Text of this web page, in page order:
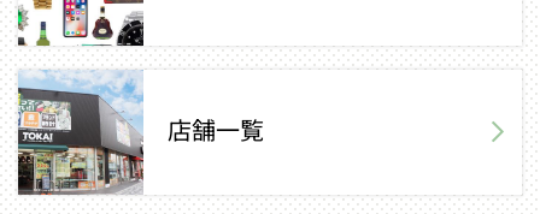
店舗一覧